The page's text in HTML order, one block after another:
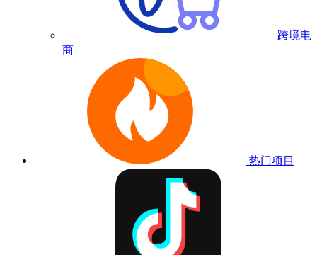
跨境电
商
热门项目